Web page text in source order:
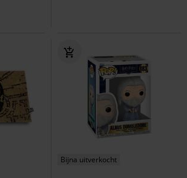
Bijna uitverkocht